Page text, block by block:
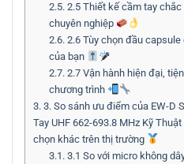
2.5.2.5 Thiết kế cầm tay chắc
chuyên nghiệp
2.6.2.6 Tùy chọn đầu capsule
của bạn
2.7.2.7 Vận hành hiện đại,
chương trình
3. 3. So sánh ưu điểm của EW-D
Tay UHF 662-693.8 MHz Kỹ
chọn khác trên thị trường
3.1.3.1 So với micro không